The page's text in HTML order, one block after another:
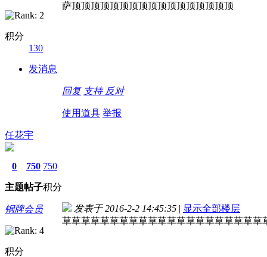
积分
130
发消息
萨顶顶顶顶顶顶顶顶顶顶顶顶顶顶顶顶顶
回复 支持 反对
使用道具 举报
任花宇
0
主题
750
帖子
750
积分
铜牌会员
积分
发表于 2016-2-2 14:45:35 | 显示全部楼层
草草草草草草草草草草草草草草草草草草草草草